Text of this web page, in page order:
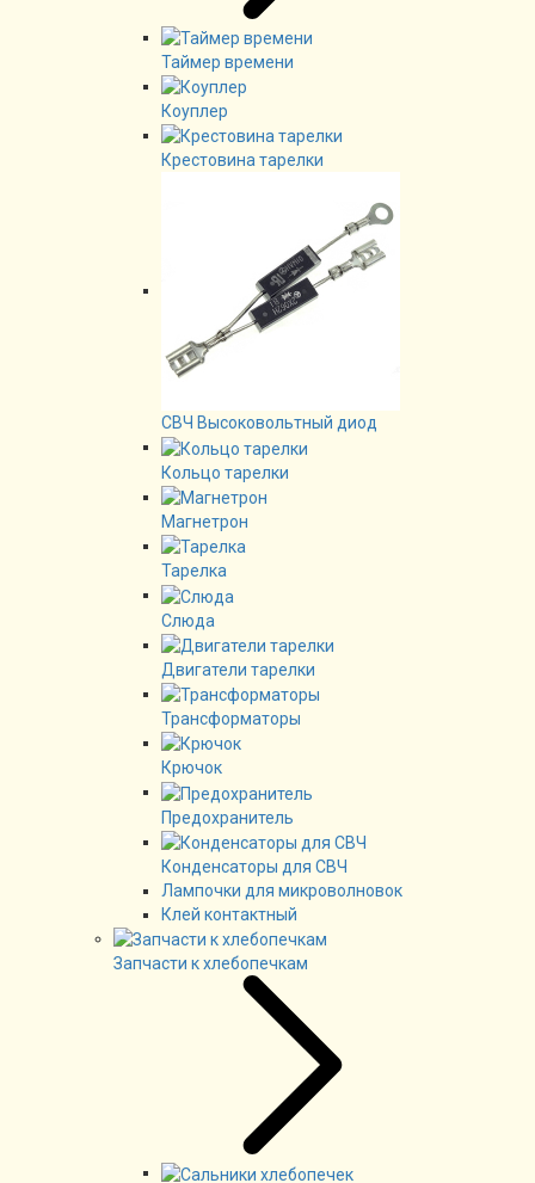
Таймер времени
Коуплер
Крестовина тарелки
СВЧ Высоковольтный диод
Кольцо тарелки
Магнетрон
Тарелка
Слюда
Двигатели тарелки
Трансформаторы
Крючок
Предохранитель
Конденсаторы для СВЧ
Лампочки для микроволновок
Клей контактный
Запчасти к хлебопечкам